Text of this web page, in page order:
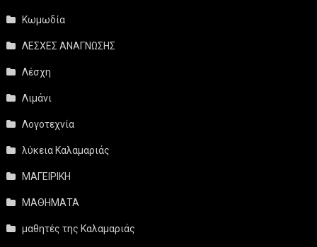
Κωμωδία
ΛΕΣΧΕΣ ΑΝΑΓΝΩΣΗΣ
Λέσχη
Λιμάνι
Λογοτεχνία
λύκεια Καλαμαριάς
ΜΑΓΕΙΡΙΚΗ
ΜΑΘΗΜΑΤΑ
μαθητές της Καλαμαριάς